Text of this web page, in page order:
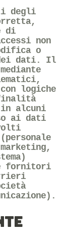
degli
di
non
o
dei dati. Il
logiche
alcuni
ai dati
fornitori